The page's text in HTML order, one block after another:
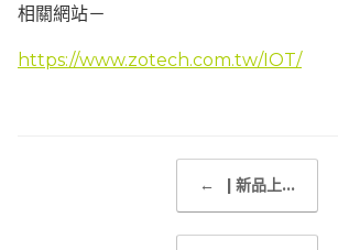
相關網站－
https://www.zotech.com.tw/IOT/
← | 新品上...